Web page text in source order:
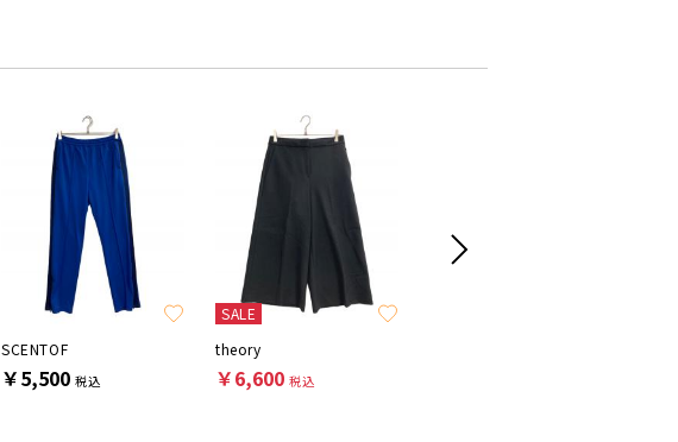
SCENTOF
￥5,500 税込
SALE
theory
￥6,600 税込